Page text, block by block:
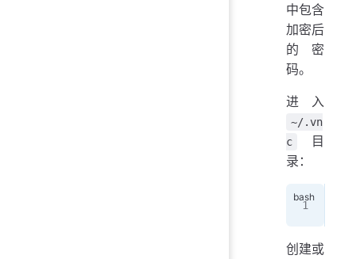
中包含
加密后
的密
码。
进入
~/.vn
c
目
录：
创建或